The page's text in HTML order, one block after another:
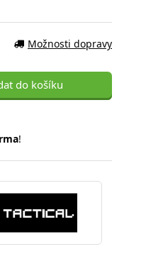
Možnosti dopravy
do košíku
!